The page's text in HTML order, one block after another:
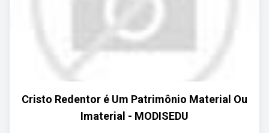
Cristo Redentor é Um Patrimônio Material Ou
Imaterial - MODISEDU